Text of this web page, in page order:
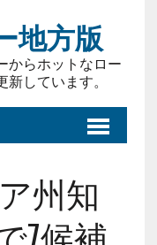
地方版
からホットなロー
しています。
州知